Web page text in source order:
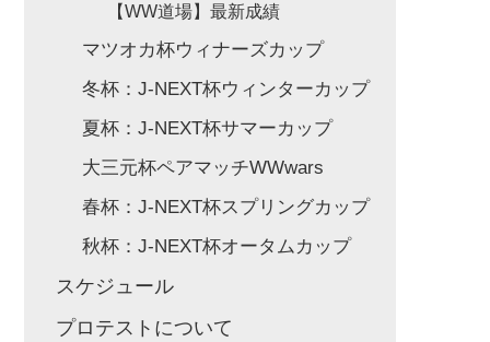
【WW道場】最新成績
マツオカ杯ウィナーズカップ
冬杯：J-NEXT杯ウィンターカップ
夏杯：J-NEXT杯サマーカップ
大三元杯ペアマッチWWwars
春杯：J-NEXT杯スプリングカップ
秋杯：J-NEXT杯オータムカップ
スケジュール
プロテストについて